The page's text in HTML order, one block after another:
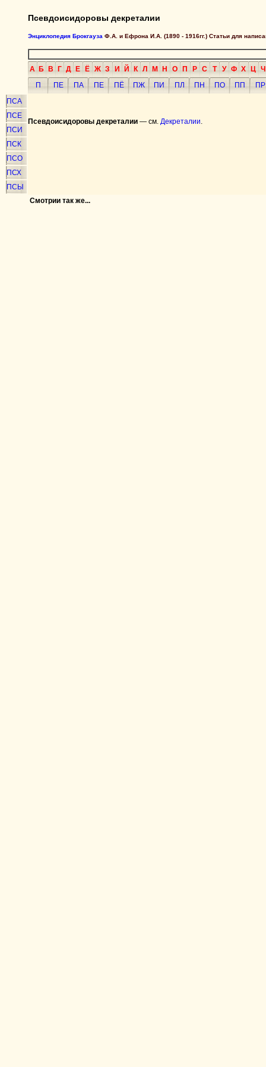
Псевдоисидоровы декреталии
Энциклопедия Брокгауза Ф.А. и Ефрона И.А. (1890 - 1916гг.) Статьи для
А Б В Г Д Е Ё Ж З И Й К Л М Н О П Р С Т У Ф Х Ц Ч
П
ПЕ ПА ПЕ ПЁ ПЖ ПИ ПЛ ПН ПО ПП
ПР
ПСА
ПСЕ
ПСИ
ПСК
ПСО
ПСХ
ПСЫ
Псевдоисидоровы декреталии — см. Декреталии.
Смотрии так же...